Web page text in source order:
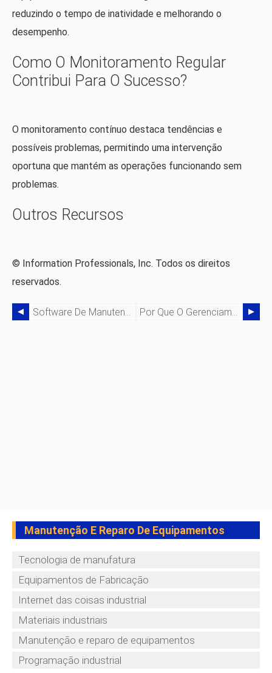
reduzindo o tempo de inatividade e melhorando o
desempenho.
Como O Monitoramento Regular
Contribui Para O Sucesso?
O monitoramento contínuo destaca tendências e
possíveis problemas, permitindo uma intervenção
oportuna que mantém as operações funcionando sem
problemas.
Outros Recursos
© Information Professionals, Inc. Todos os direitos
reservados.
Software De Manutenção Preventiva Explicado:aumente A Confiabilidade E Reduza Custos Por Que O Gerenciamento Eficiente De Estoque De Peças Sobressalentes Gera Confiabilidade, Reduz Custos E Aumenta A Lucratividade
Manutenção E Reparo De Equipamentos
Tecnologia de manufatura
Equipamentos de Fabricação
Internet das coisas industrial
Materiais industriais
Manutenção e reparo de equipamentos
Programação industrial